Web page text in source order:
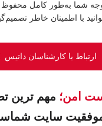
شما به‌طور کامل محفوظ
با اطمینان خاطر
ارتباط با کارشناسان داتیس
امن؛ مهم ترین
سایت